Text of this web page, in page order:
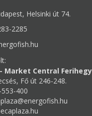
Helsinki út 74.
2285
Market Central Ferihegy
Fő út 246-248.
400